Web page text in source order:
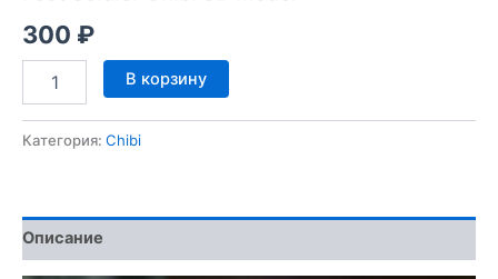
300 ₽
Количество
товара
Soldier
В корзину
Категория: Chibi
Описание